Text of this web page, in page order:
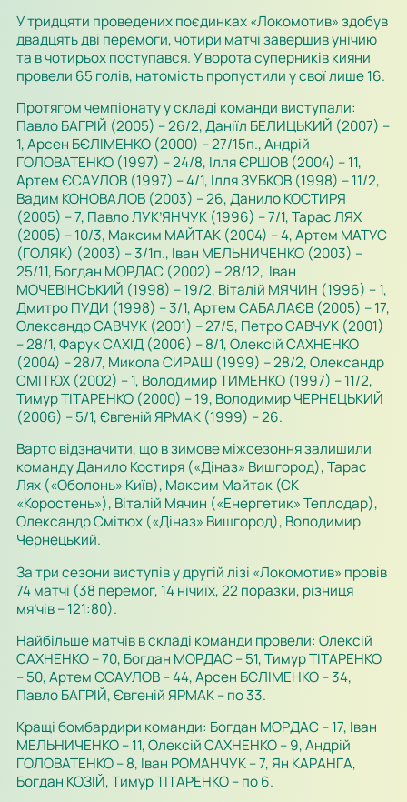
У тридцяти проведених поєдинках «Локомотив» здобув
двадцять дві перемоги, чотири матчі завершив унічию
та в чотирьох поступався. У ворота суперників кияни
провели 65 голів, натомість пропустили у свої лише 16.
Протягом чемпіонату у складі команди виступали:
Павло БАГРІЙ (2005) – 26/2, Даніїл БЕЛИЦЬКИЙ (2007) –
1, Арсен БЄЛІМЕНКО (2000) – 27/15п., Андрій
ГОЛОВАТЕНКО (1997) – 24/8, Ілля ЄРШОВ (2004) – 11,
Артем ЄСАУЛОВ (1997) – 4/1, Ілля ЗУБКОВ (1998) – 11/2,
Вадим КОНОВАЛОВ (2003) – 26, Данило КОСТИРЯ
(2005) – 7, Павло ЛУК’ЯНЧУК (1996) – 7/1, Тарас ЛЯХ
(2005) – 10/3, Максим МАЙТАК (2004) – 4, Артем МАТУС
(ГОЛЯК) (2003) – 3/1п., Іван МЕЛЬНИЧЕНКО (2003) –
25/11, Богдан МОРДАС (2002) – 28/12, Іван
МОЧЕВІНСЬКИЙ (1998) – 19/2, Віталій МЯЧИН (1996) – 1,
Дмитро ПУДИ (1998) – 3/1, Артем САБАЛАЄВ (2005) – 17,
Олександр САВЧУК (2001) – 27/5, Петро САВЧУК (2001)
– 28/1, Фарук САХІД (2006) – 8/1, Олексій САХНЕНКО
(2004) – 28/7, Микола СИРАШ (1999) – 28/2, Олександр
СМІТЮХ (2002) – 1, Володимир ТИМЕНКО (1997) – 11/2,
Тимур ТІТАРЕНКО (2000) – 19, Володимир ЧЕРНЕЦЬКИЙ
(2006) – 5/1, Євгеній ЯРМАК (1999) – 26.
Варто відзначити, що в зимове міжсезоння залишили
команду Данило Костиря («Діназ» Вишгород), Тарас
Лях («Оболонь» Київ), Максим Майтак (СК
«Коростень»), Віталій Мячин («Енергетик» Теплодар),
Олександр Смітюх («Діназ» Вишгород), Володимир
Чернецький.
За три сезони виступів у другій лізі «Локомотив» провів
74 матчі (38 перемог, 14 нічиїх, 22 поразки, різниця
мя’чів – 121:80).
Найбільше матчів в складі команди провели: Олексій
САХНЕНКО – 70, Богдан МОРДАС – 51, Тимур ТІТАРЕНКО
– 50, Артем ЄСАУЛОВ – 44, Арсен БЄЛІМЕНКО – 34,
Павло БАГРІЙ, Євгеній ЯРМАК – по 33.
Кращі бомбардири команди: Богдан МОРДАС – 17, Іван
МЕЛЬНИЧЕНКО – 11, Олексій САХНЕНКО – 9, Андрій
ГОЛОВАТЕНКО – 8, Іван РОМАНЧУК – 7, Ян КАРАНГА,
Богдан КОЗІЙ, Тимур ТІТАРЕНКО – по 6.